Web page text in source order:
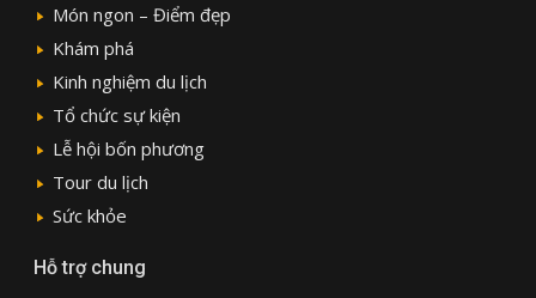
Món ngon – Điểm đẹp
Khám phá
Kinh nghiệm du lịch
Tổ chức sự kiện
Lễ hội bốn phương
Tour du lịch
Sức khỏe
Hỗ trợ chung